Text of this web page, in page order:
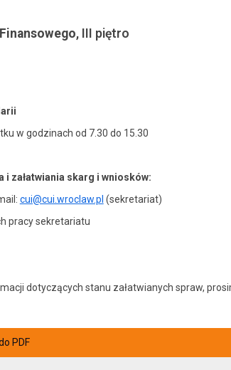
, III piętro
w godzinach od 7.30 do 15.30
i załatwiania skarg i wniosków:
cui@cui.wroclaw.pl (sekretariat)
pracy sekretariatu
dotyczących stanu załatwianych spraw,
PDF